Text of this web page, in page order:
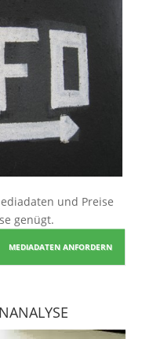
und Preise
genügt.
MEDIADATEN ANFORDERN